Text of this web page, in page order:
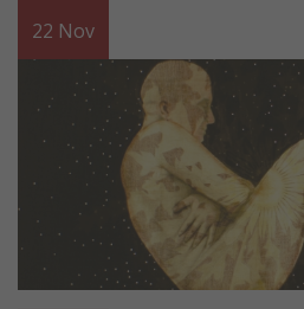
22 Nov